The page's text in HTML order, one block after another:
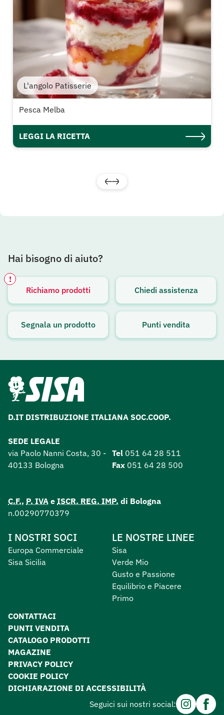
L'angolo Patisserie
Pesca Melba
LEGGI LA RICETTA
Hai bisogno di aiuto?
Richiamo prodotti
!
Avviso attivo
Chiedi assistenza
Segnala un prodotto Punti vendita
D.IT DISTRIBUZIONE ITALIANA SOC.COOP.
SEDE LEGALE
via Paolo Nanni Costa, 30 -
40133 Bologna
Tel 051 64 28 511
Fax 051 64 28 500
C.F., P. IVA e ISCR. REG. IMP. di Bologna
n.00290770379
I NOSTRI SOCI
Europa Commerciale
Sisa Sicilia
LE NOSTRE LINEE
Sisa
Verde Mio
Gusto e Passione
Equilibrio e Piacere
Primo
CONTATTACI
PUNTI VENDITA
CATALOGO PRODOTTI
MAGAZINE
PRIVACY POLICY
COOKIE POLICY
DICHIARAZIONE DI ACCESSIBILITÀ
Seguici sui nostri social:Instagram